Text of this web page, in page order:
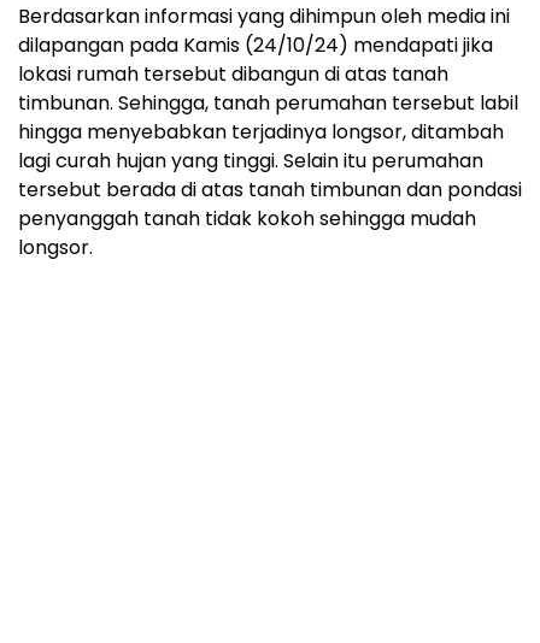
Berdasarkan informasi yang dihimpun oleh media ini
dilapangan pada Kamis (24/10/24) mendapati jika
lokasi rumah tersebut dibangun di atas tanah
timbunan. Sehingga, tanah perumahan tersebut labil
hingga menyebabkan terjadinya longsor, ditambah
lagi curah hujan yang tinggi. Selain itu perumahan
tersebut berada di atas tanah timbunan dan pondasi
penyanggah tanah tidak kokoh sehingga mudah
longsor.